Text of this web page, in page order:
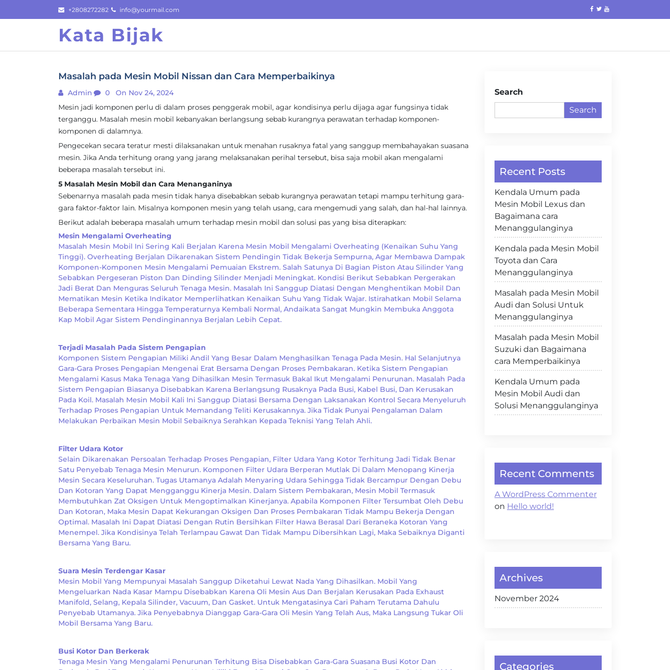
to
+2808272282 info@yourmail.com
Kata Bijak
Masalah pada Mesin Mobil Nissan dan Cara Memperbaikinya
Admin 0
On Nov 24, 2024
Mesin jadi komponen perlu di dalam proses penggerak mobil, agar kondisinya perlu dijaga agar fungsinya tidak
terganggu. Masalah mesin mobil kebanyakan berlangsung sebab kurangnya perawatan terhadap komponen-
komponen di dalamnya.
Pengecekan secara teratur mesti dilaksanakan untuk menahan rusaknya fatal yang sanggup membahayakan suasana
mesin. Jika Anda terhitung orang yang jarang melaksanakan perihal tersebut, bisa saja mobil akan mengalami
beberapa masalah tersebut ini.
5 Masalah Mesin Mobil dan Cara Menanganinya
Sebenarnya masalah pada mesin tidak hanya disebabkan sebab kurangnya perawatan tetapi mampu terhitung gara-
gara faktor-faktor lain. Misalnya komponen mesin yang telah usang, cara mengemudi yang salah, dan hal-hal lainnya.
Berikut adalah beberapa masalah umum terhadap mesin mobil dan solusi pas yang bisa diterapkan:
Mesin Mengalami Overheating
Masalah Mesin Mobil Ini Sering Kali Berjalan Karena Mesin Mobil Mengalami Overheating (kenaikan Suhu Yang
Tinggi). Overheating Berjalan Dikarenakan Sistem Pendingin Tidak Bekerja Sempurna, Agar Membawa Dampak
Komponen-Komponen Mesin Mengalami Pemuaian Ekstrem. Salah Satunya Di Bagian Piston Atau Silinder Yang
Sebabkan Pergeseran Piston Dan Dinding Silinder Menjadi Meningkat. Kondisi Berikut Sebabkan Pergerakan
Jadi Berat Dan Menguras Seluruh Tenaga Mesin. Masalah Ini Sanggup Diatasi Dengan Menghentikan Mobil Dan
Mematikan Mesin Ketika Indikator Memperlihatkan Kenaikan Suhu Yang Tidak Wajar. Istirahatkan Mobil Selama
Beberapa Sementara Hingga Temperaturnya Kembali Normal, Andaikata Sangat Mungkin Membuka Anggota
Kap Mobil Agar Sistem Pendinginannya Berjalan Lebih Cepat.
Terjadi Masalah Pada Sistem Pengapian
Komponen Sistem Pengapian Miliki Andil Yang Besar Dalam Menghasilkan Tenaga Pada Mesin. Hal Selanjutnya
Gara-Gara Proses Pengapian Mengenai Erat Bersama Dengan Proses Pembakaran. Ketika Sistem Pengapian
Mengalami Kasus Maka Tenaga Yang Dihasilkan Mesin Termasuk Bakal Ikut Mengalami Penurunan. Masalah Pada
Sistem Pengapian Biasanya Disebabkan Karena Berlangsung Rusaknya Pada Busi, Kabel Busi, Dan Kerusakan
Pada Koil. Masalah Mesin Mobil Kali Ini Sanggup Diatasi Bersama Dengan Laksanakan Kontrol Secara Menyeluruh
Terhadap Proses Pengapian Untuk Memandang Teliti Kerusakannya. Jika Tidak Punyai Pengalaman Dalam
Melakukan Perbaikan Mesin Mobil Sebaiknya Serahkan Kepada Teknisi Yang Telah Ahli.
Filter Udara Kotor
Selain Dikarenakan Persoalan Terhadap Proses Pengapian, Filter Udara Yang Kotor Terhitung Jadi Tidak Benar
Satu Penyebab Tenaga Mesin Menurun. Komponen Filter Udara Berperan Mutlak Di Dalam Menopang Kinerja
Mesin Secara Keseluruhan. Tugas Utamanya Adalah Menyaring Udara Sehingga Tidak Bercampur Dengan Debu
Dan Kotoran Yang Dapat Mengganggu Kinerja Mesin. Dalam Sistem Pembakaran, Mesin Mobil Termasuk
Membutuhkan Zat Oksigen Untuk Mengoptimalkan Kinerjanya. Apabila Komponen Filter Tersumbat Oleh Debu
Dan Kotoran, Maka Mesin Dapat Kekurangan Oksigen Dan Proses Pembakaran Tidak Mampu Bekerja Dengan
Optimal. Masalah Ini Dapat Diatasi Dengan Rutin Bersihkan Filter Hawa Berasal Dari Beraneka Kotoran Yang
Menempel. Jika Kondisinya Telah Terlampau Gawat Dan Tidak Mampu Dibersihkan Lagi, Maka Sebaiknya Diganti
Bersama Yang Baru.
Suara Mesin Terdengar Kasar
Mesin Mobil Yang Mempunyai Masalah Sanggup Diketahui Lewat Nada Yang Dihasilkan. Mobil Yang
Mengeluarkan Nada Kasar Mampu Disebabkan Karena Oli Mesin Aus Dan Berjalan Kerusakan Pada Exhaust
Manifold, Selang, Kepala Silinder, Vacuum, Dan Gasket. Untuk Mengatasinya Cari Paham Terutama Dahulu
Penyebab Utamanya. Jika Penyebabnya Dianggap Gara-Gara Oli Mesin Yang Telah Aus, Maka Langsung Tukar Oli
Mobil Bersama Yang Baru.
Busi Kotor Dan Berkerak
Tenaga Mesin Yang Mengalami Penurunan Terhitung Bisa Disebabkan Gara-Gara Suasana Busi Kotor Dan
Search
Search
Recent Posts
Kendala Umum pada
Mesin Mobil Lexus dan
Bagaimana cara
Menanggulanginya
Kendala pada Mesin Mobil
Toyota dan Cara
Menanggulanginya
Masalah pada Mesin Mobil
Audi dan Solusi Untuk
Menanggulanginya
Masalah pada Mesin Mobil
Suzuki dan Bagaimana
cara Memperbaikinya
Kendala Umum pada
Mesin Mobil Audi dan
Solusi Menanggulanginya
Recent Comments
A WordPress Commenter
on Hello world!
Archives
November 2024
Categories